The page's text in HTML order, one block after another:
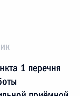
1 перечня